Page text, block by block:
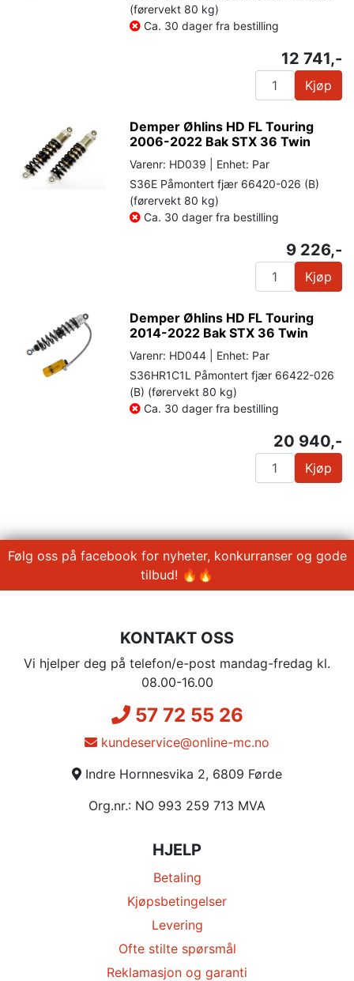
(førervekt 80 kg)
Ca. 30 dager fra bestilling
12 741,-
Kjøp
Demper Øhlins HD FL Touring
2006-2022 Bak STX 36 Twin
Varenr: HD039 | Enhet: Par
S36E Påmontert fjær 66420-026 (B)
(førervekt 80 kg)
Ca. 30 dager fra bestilling
9 226,-
Kjøp
Demper Øhlins HD FL Touring
2014-2022 Bak STX 36 Twin
Varenr: HD044 | Enhet: Par
S36HR1C1L Påmontert fjær 66422-026
(B) (førervekt 80 kg)
Ca. 30 dager fra bestilling
20 940,-
Kjøp
Følg oss på facebook for nyheter, konkurranser og gode
tilbud! 🔥🔥
KONTAKT OSS
Vi hjelper deg på telefon/e-post mandag-fredag kl.
08.00-16.00
57 72 55 26
kundeservice@online-mc.no
Indre Hornnesvika 2, 6809 Førde
Org.nr.: NO 993 259 713 MVA
HJELP
Betaling
Kjøpsbetingelser
Levering
Ofte stilte spørsmål
Reklamasjon og garanti